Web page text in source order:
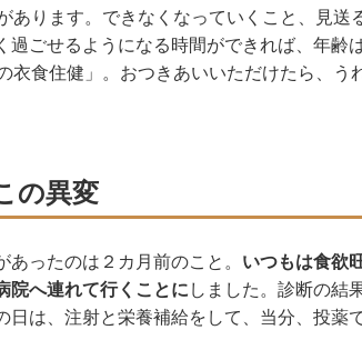
あります。できなくなっていくこと、見送
過ごせるようになる時間ができれば、年齢
衣食住健」。おつきあいいただけたら、う
の異変
ったのは２カ月前のこと。 いつもは食欲
院へ連れて行くことに しました。診断の結
日は、注射と栄養補給をして、当分、投薬